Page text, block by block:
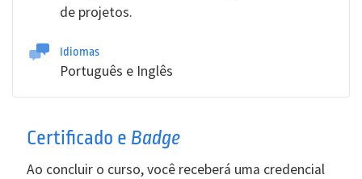
de projetos.
Idiomas
Português e Inglês
Certificado e Badge
Ao concluir o curso, você receberá uma credencial